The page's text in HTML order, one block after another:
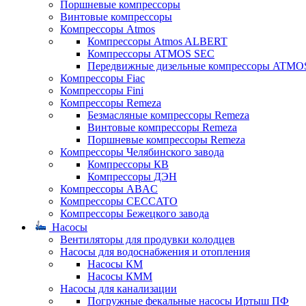
Поршневые компрессоры
Винтовые компрессоры
Компрессоры Atmos
Компрессоры Atmos ALBERT
Компрессоры ATMOS SEC
Передвижные дизельные компрессоры
Компрессоры Fiac
Компрессоры Fini
Компрессоры Remeza
Безмасляные компрессоры Remeza
Винтовые компрессоры Remeza
Поршневые компрессоры Remeza
Компрессоры Челябинского завода
Компрессоры КВ
Компрессоры ДЭН
Компрессоры ABAC
Компрессоры CECCATO
Компрессоры Бежецкого завода
Насосы
Вентиляторы для продувки колодцев
Насосы для водоснабжения и отопления
Насосы КМ
Насосы КММ
Насосы для канализации
Погружные фекальные насосы Иртыш ПФ